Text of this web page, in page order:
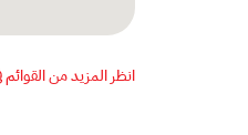
انظر المزيد من